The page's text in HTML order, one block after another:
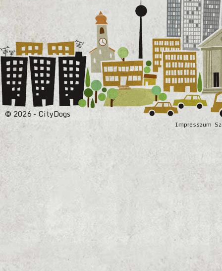
Impresszum
© 2026 - CityDogs